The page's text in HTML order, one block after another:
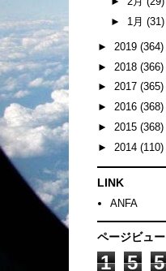
► 1月 (31)
► 2019 (364)
► 2018 (366)
► 2017 (365)
► 2016 (368)
► 2015 (368)
► 2014 (110)
LINK
ANFA
ページビュー
1 5
5